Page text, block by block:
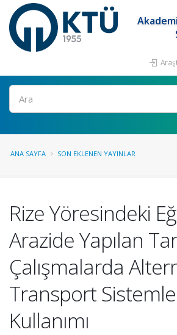
Ara
ANA SAYFA SON EKLENEN YAYINLAR
Rize Yöresindeki
Arazide Yapılan
Çalışmalarda
Transport
Kullanımı